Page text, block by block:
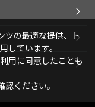
ツの最適な提供、ト
しています。
用に同意したことも
認ください。